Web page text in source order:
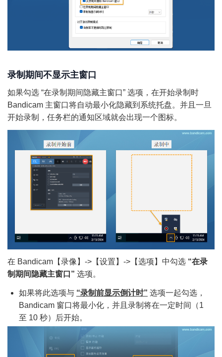
录制期间不显示主窗口
如果勾选 “在录制期间隐藏主窗口” 选项，在开始录制时
Bandicam 主窗口将自动最小化隐藏到系统托盘。并且一旦
开始录制，任务栏的通知区域就会出现一个图标。
在 Bandicam【录像】->【设置】->【选项】中勾选 “在录
制期间隐藏主窗口” 选项。
如果将此选项与 “录制前显示倒计时” 选项一起勾选，
Bandicam 窗口将最小化，并且录制将在一定时间（1
至 10 秒）后开始。